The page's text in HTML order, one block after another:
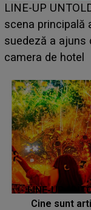
Ce a dezvăluit
luat prin
BĂIATUL VIZAT
faptului împlinit, A
LINE-UP
Cine sunt